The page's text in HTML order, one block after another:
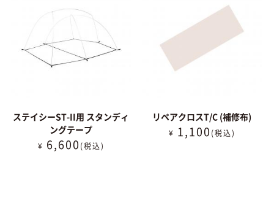
ステイシーST-II用 スタンディ
ングテープ
¥ 6,600 (税込)
リペアクロスT/C (補修布)
¥ 1,100 (税込)